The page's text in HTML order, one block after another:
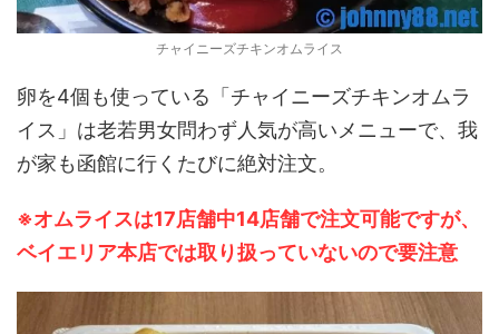
チャイニーズチキンオムライス
卵を4個も使っている「チャイニーズチキンオムラ
イス」は老若男女問わず人気が高いメニューで、我
が家も函館に行くたびに絶対注文。
※オムライスは17店舗中14店舗で注文可能ですが、
ベイエリア本店では取り扱っていないので要注意